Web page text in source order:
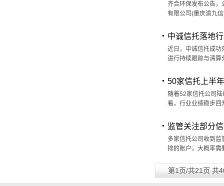
齐合环保发布公告，
有限公司(重庆渝九
中诚信托落地
近日，中诚信托成功
进行持续跟踪与清
50家信托上半
随着52家信托公司
看，行业业绩稳步
监管关注部分
多家信托公司收到
排的账户，大概率
第1页/共21页 共